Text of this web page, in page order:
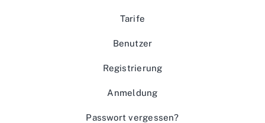
Tarife
Benutzer
Registrierung
Anmeldung
Passwort vergessen?